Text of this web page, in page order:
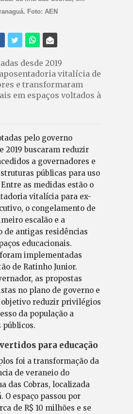
Foto: AEN
desde 2019
vitalícia de
e transformaram
em espaços voltados à
pelo governo
2019 buscaram reduzir
a governadores e
públicas para uso
as medidas estão o
vitalícia para ex-
o congelamento de
escalão e a
de antigas residências
educacionais.
implementadas
de Ratinho Junior.
as propostas
no plano de governo e
reduzir privilégios
da população a
públicos.
para educação
foi a transformação da
de veraneio do
das Cobras, localizada
O espaço passou por
de R$ 10 milhões e se